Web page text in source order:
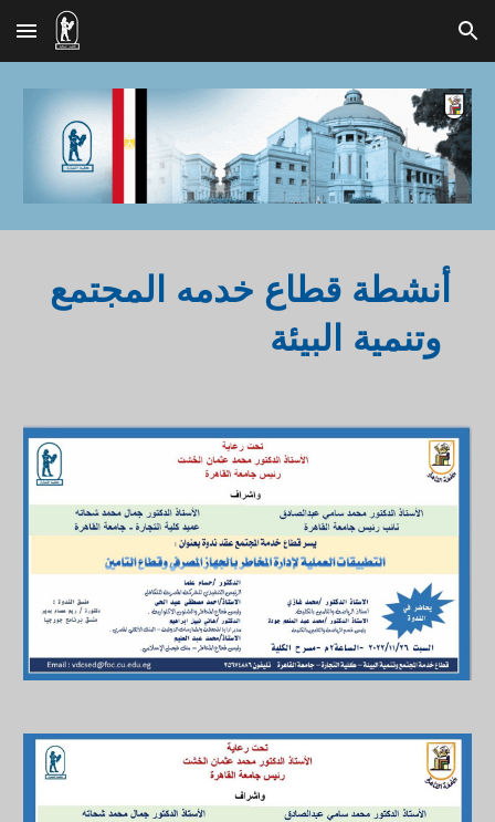
Skip to main content Skip to navigation
أنشطة قطاع خدمه المجتمع
وتنميةالبيئة